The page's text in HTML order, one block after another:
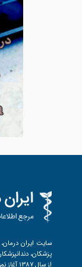
سایت ایران
پزشکان،
از سال 1387 آغاز نموده است.